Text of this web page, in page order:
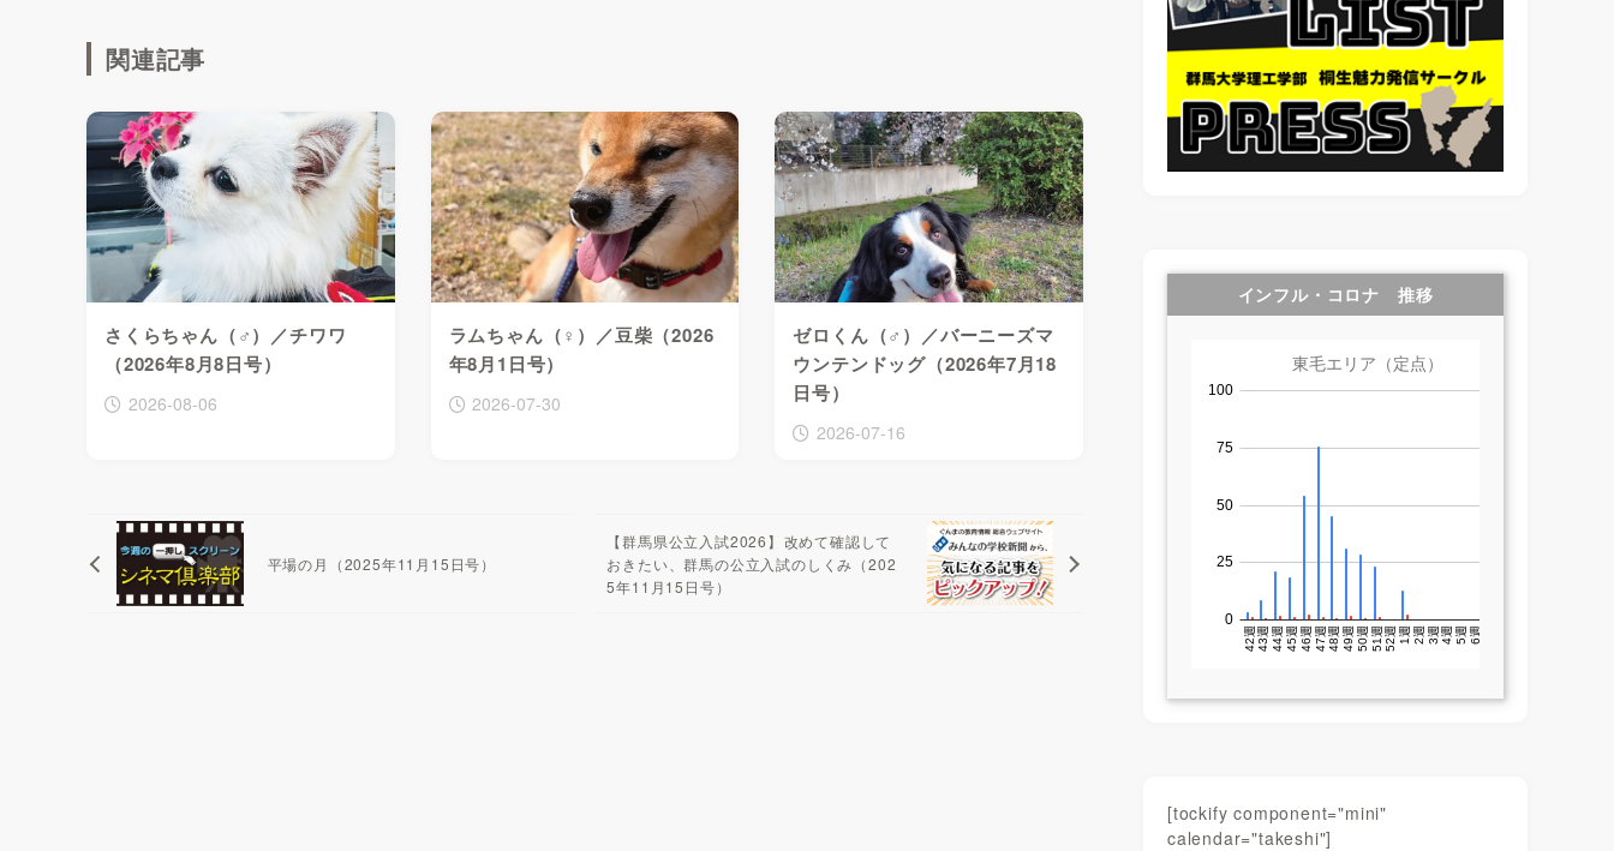
関連記事
さくらちゃん（♂）／チワワ
（2026年8月8日号）
2026-08-06
ラムちゃん（♀）／豆柴（2026
年8月1日号）
2026-07-30
ゼロくん（♂）／バーニーズマ
ウンテンドッグ（2026年7月18
日号）
2026-07-16
平場の月（2025年11月15日号）
【群馬県公立入試2026】改めて確認して
おきたい、群馬の公立入試のしくみ（202
5年11月15日号）
インフル・コロナ 推移
[tockify component="mini"
calendar="takeshi"]